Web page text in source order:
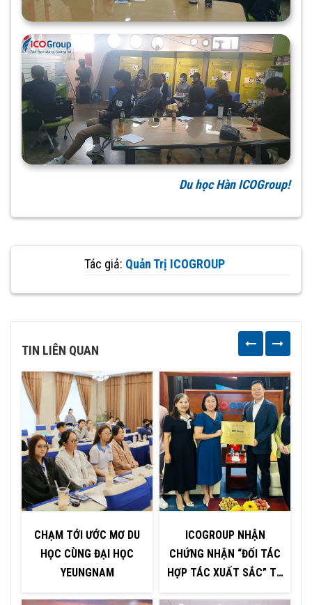
Du học Hàn ICOGroup!
Tác giả: Quản Trị ICOGROUP
TIN LIÊN QUAN
CHẠM TỚI ƯỚC MƠ DU
HỌC CÙNG ĐẠI HỌC
YEUNGNAM
ICOGROUP NHẬN
CHỨNG NHẬN “ĐỐI TÁC
HỢP TÁC XUẤT SẮC” TỪ